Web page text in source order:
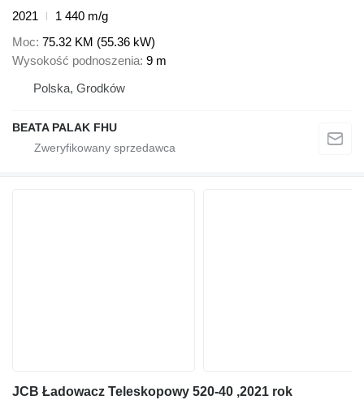
2021
1 440 m/g
Moc 75.32 KM (55.36 kW)
Wysokość podnoszenia 9 m
Polska, Grodków
BEATA PALAK FHU
JCB Ładowacz Teleskopowy 520-40 ,2021 rok